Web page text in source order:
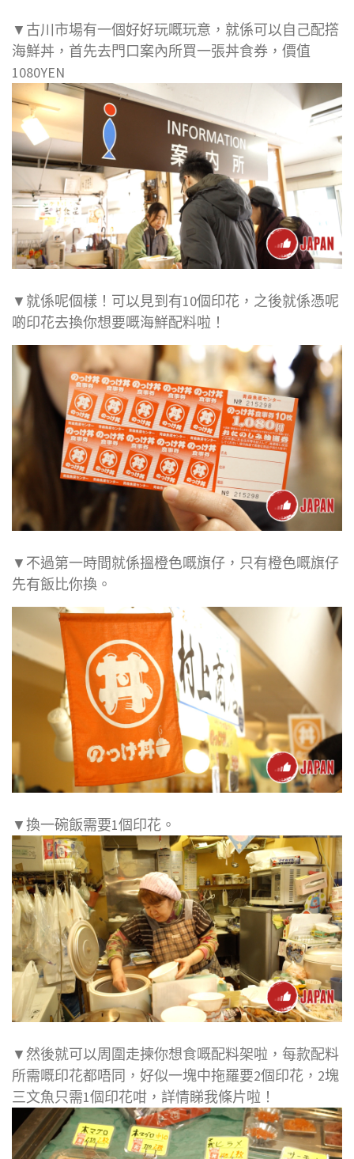
▼古川市場有一個好好玩嘅玩意，就係可以自己配撘
海鮮丼，首先去門口案內所買一張丼食券，價值
1080YEN
▼就係呢個樣！可以見到有10個印花，之後就係憑呢
啲印花去換你想要嘅海鮮配料啦！
▼不過第一時間就係搵橙色嘅旗仔，只有橙色嘅旗仔
先有飯比你換。
▼換一碗飯需要1個印花。
▼然後就可以周圍走揀你想食嘅配料架啦，每款配料
所需嘅印花都唔同，好似一塊中拖羅要2個印花，2塊
三文魚只需1個印花咁，詳情睇我條片啦！